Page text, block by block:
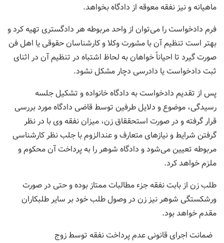
ماهیانه و نیز نفقه معوقه از دادگاه بخواهد.
فرم دادخواست را می‌توان از واحد مربوطه هر دادگستری تهیه کرد و
بهتر است تنظیم آن با مشورت وکلا و کار‌شناسان حقوقی یا اهل فن
صورت گیرد تا احیاناً خواهان به لحاظ اشتباه در تنظیم آن در اثنای
ثبت دادخواست یا دادرسی دچار مشکل نشود.
پس از تقدیم دادخواست به دادگاه خانواده و تشکیل جلسه
رسیدگی، موضوع و دلایل طرفین توسط قاضی دادگاه مورد بررسی
قرار گرفته و در صورت استحققاق زن، میزان نفقه وی با در نظر
گرفتن شرایط و نیازهای متعارف و عندالزوم با جلب نظر کار‌شناسی
مربوطه تعیین می‌شود و دادگاه شوهر را به پرداخت آن محکوم و
ملزم خواهد کرد.
طلب زن از بابت نفقه جزء مطالبات ممتاز بوده و حتی در صورت
ورشکستگی شوهر نیز زن در وصول طلب خود بر سایر طلبکاران
مقدم خواهد بود.
ضمانت اجرای قانونی عدم پرداخت نفقه توسط زوج